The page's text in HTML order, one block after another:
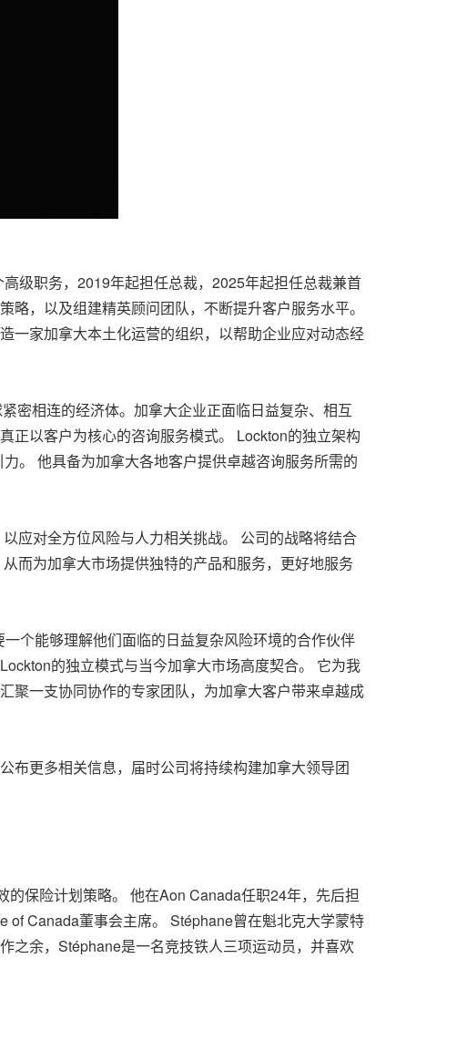
级职务，2019年起担任总裁，2025年起担任总裁兼首
，以及组建精英顾问团队，不断提升客户服务水平。
一家加拿大本土化运营的组织，以帮助企业应对动态经
密相连的经济体。加拿大企业正面临日益复杂、相互
正以客户为核心的咨询服务模式。 Lockton的独立架构
。 他具备为加拿大各地客户提供卓越咨询服务所需的
应对全方位风险与人力相关挑战。 公司的战略将结合
而为加拿大市场提供独特的产品和服务，更好地服务
个能够理解他们面临的日益复杂风险环境的合作伙伴
的独立模式与当今加拿大市场高度契合。 它为我
聚一支协同协作的专家团队，为加拿大客户带来卓越成
布更多相关信息，届时公司将持续构建加拿大领导团
保险计划策略。 他在Aon Canada任职24年，先后担
of Canada董事会主席。 Stéphane曾在魁北克大学蒙特
之余，Stéphane是一名竞技铁人三项运动员，并喜欢